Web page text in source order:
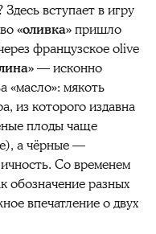
вступает в игру
«оливка»пришло
французское olive
— исконно
«масло»: мякоть
из которого издавна
плоды чаще
а чёрные —
Со временем
обозначение разных
впечатление о двух